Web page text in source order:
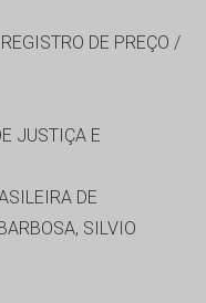
DE PREÇO /
JUSTIÇA E
DE
SILVIO